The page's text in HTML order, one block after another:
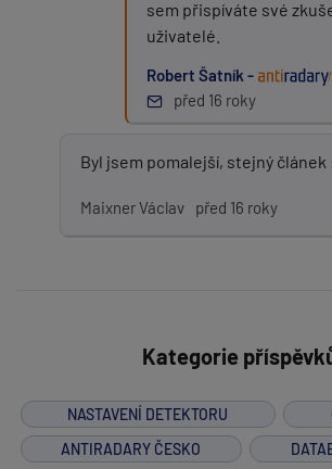
sem přispíváte své
uživatelé.
Robert Šatník -
před 16 roky
Byl jsem pomalejší, stejný článek
Maixner Václav před 16 roky
Kategorie
NASTAVENÍ DETEKTORU
ANTIRADARY ČESKO